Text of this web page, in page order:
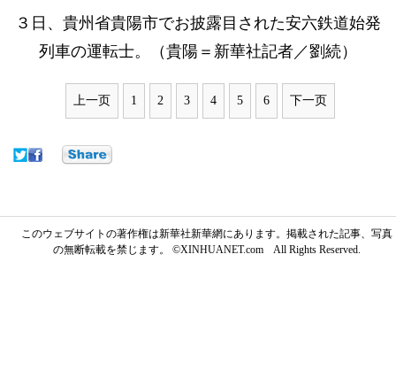
３日、貴州省貴陽市でお披露目された安六鉄道始発
列車の運転士。（貴陽＝新華社記者／劉続）
上一页 1 2 3 4 5 6 下一页
このウェブサイトの著作権は新華社新華網にあります。掲載された記事、写真
の無断転載を禁じます。 ©XINHUANET.com All Rights Reserved.